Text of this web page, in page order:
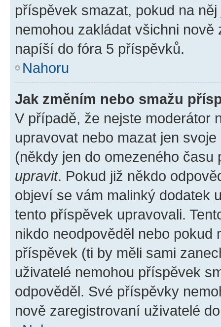
příspěvek smazat, pokud na
nemohou zakládat všichni
napíší do fóra 5 příspěvků.
Nahoru
Jak změním nebo smažu
V případě, že nejste moderátor
upravovat nebo mazat jen
(někdy jen do omezeného
upravit. Pokud již někdo
objeví se vám malinký dodatek
tento příspěvek upravovali.
nikdo neodpověděl nebo pokud
příspěvek (ti by měli sami
uživatelé nemohou příspěvek
odpověděl. Své příspěvky
nově zaregistrovaní uživatelé